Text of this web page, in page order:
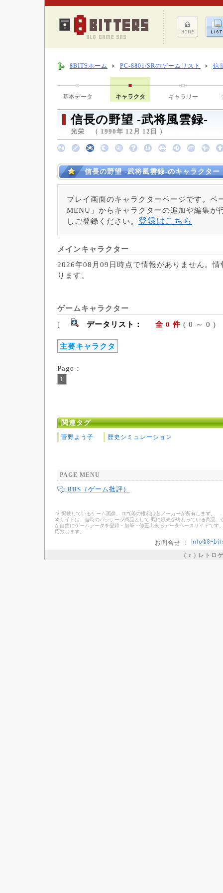
8BITSホーム PC-8801/SRのゲームリスト 信
基本データ キャラクタ ギャラリー
信長の野望 -武将風雲録-
光栄 （ 1990年 12月 12日 ）
信長の野望 -武将風雲録-のキャラクター
プレイ画面のキャラクターページです。ペ
MENU」からキャラクターの追加や編集が
しご登録ください。 登録はこちら
メインキャラクター
2026年08月09日時点で情報がありません。
ります。
ゲームキャラクター
[
データリスト： 全 0 件 ( 0
主要キャラクタ
Page：
1
関連タグ
菅野よう子 歴史シミュレーション
PAGE MENU
BBS（ゲーム批評）
※ 掲載しているゲーム画像、ロゴ等の権利は各メーカーが所有します。
本サイトは、当時のパッケージ商品として 既に販売が終わっている商品
が自由にゲームデータを登録・加筆・修正出来るデータベースサイトで
応致します。
お問合せ ：
( c ) レトロ